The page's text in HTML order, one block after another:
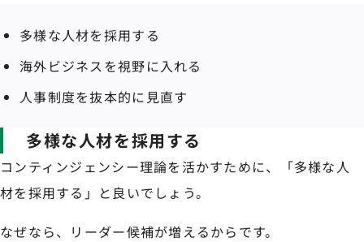
多様な人材を採用する
海外ビジネスを視野に入れる
人事制度を抜本的に見直す
多様な人材を採用する
コンティンジェンシー理論を活かすために、「多様な人
材を採用する」と良いでしょう。
なぜなら、リーダー候補が増えるからです。